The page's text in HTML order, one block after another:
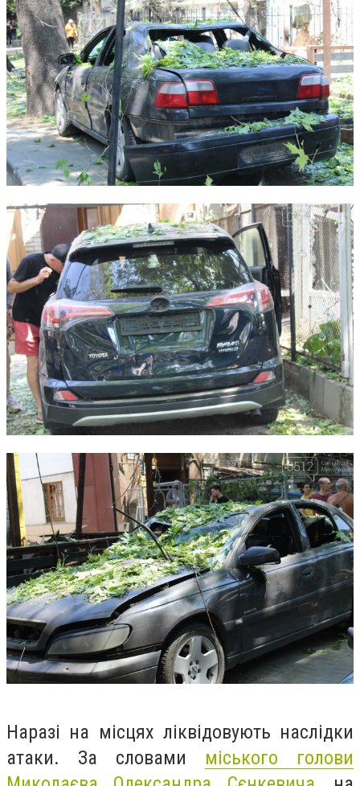
Наразі на місцях ліквідовують наслідки
атаки. За словами міського голови